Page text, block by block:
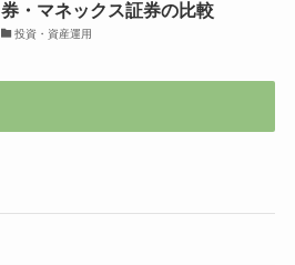
券・マネックス証券の比較
投資・資産運用